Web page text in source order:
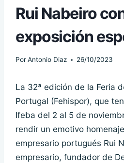
Rui Nabeiro
exposición
PorAntonio Diaz 26/10/2023
La 32ª edición de la Feria
Portugal (Fehispor), que
Ifeba del 2 al 5 de
rendir un emotivo
empresario portugués Rui
empresario, fundador de